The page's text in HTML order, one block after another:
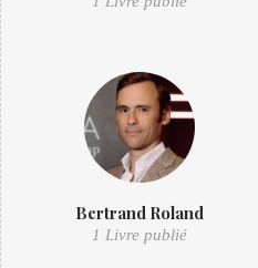
Bertrand Roland
1 Livre publié